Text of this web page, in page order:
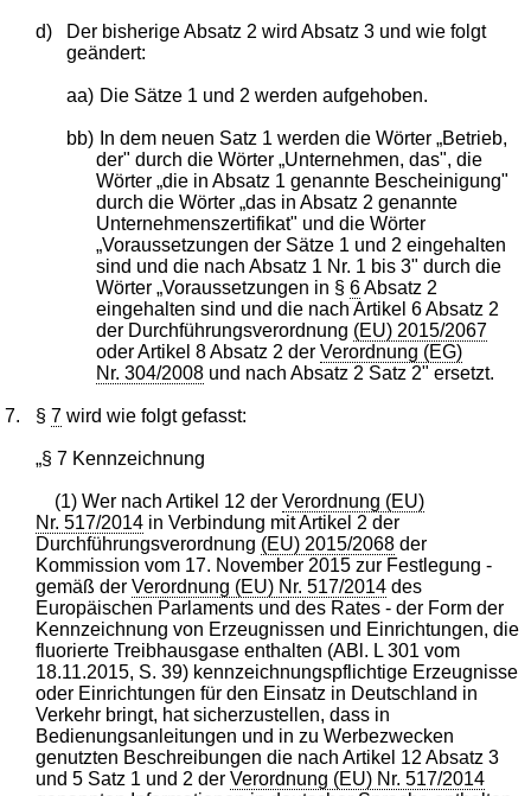
d)
Der bisherige Absatz 2 wird Absatz 3 und wie folgt
geändert:
aa) Die Sätze 1 und 2 werden aufgehoben.
bb)
In dem neuen Satz 1 werden die Wörter „Betrieb,
der" durch die Wörter „Unternehmen, das", die
Wörter „die in Absatz 1 genannte Bescheinigung"
durch die Wörter „das in Absatz 2 genannte
Unternehmenszertifikat" und die Wörter
„Voraussetzungen der Sätze 1 und 2 eingehalten
sind und die nach Absatz 1 Nr. 1 bis 3" durch die
Wörter „Voraussetzungen in §6Absatz 2
eingehalten sind und die nach Artikel 6 Absatz 2
der Durchführungsverordnung (EU) 2015/2067
oder Artikel 8 Absatz 2 derVerordnung (EG)
Nr. 304/2008 und nach Absatz 2 Satz 2" ersetzt.
7. §7 wird wie folgt gefasst:
„§ 7 Kennzeichnung
(1) Wer nach Artikel 12 derVerordnung (EU)
Nr. 517/2014 in Verbindung mit Artikel 2 der
Durchführungsverordnung (EU) 2015/2068 der
Kommission vom 17. November 2015 zur Festlegung -
gemäß derVerordnung (EU) Nr. 517/2014 des
Europäischen Parlaments und des Rates - der Form der
Kennzeichnung von Erzeugnissen und Einrichtungen, die
fluorierte Treibhausgase enthalten (ABl. L 301 vom
18.11.2015, S. 39) kennzeichnungspflichtige Erzeugnisse
oder Einrichtungen für den Einsatz in Deutschland in
Verkehr bringt, hat sicherzustellen, dass in
Bedienungsanleitungen und in zu Werbezwecken
genutzten Beschreibungen die nach Artikel 12 Absatz 3
und 5 Satz 1 und 2 derVerordnung (EU) Nr. 517/2014